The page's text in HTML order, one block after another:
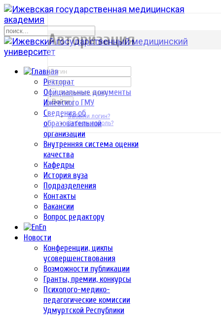
Ректорат
Официальные документы
Ижевского ГМУ
Сведения об
образовательной
организации
Внутренняя система оценки
качества
Кафедры
История вуза
Подразделения
Контакты
Вакансии
Вопрос редактору
En
Новости
Конференции, циклы
усовершенствования
Возможности публикации
Гранты, премии, конкурсы
Психолого-медико-
педагогические комиссии
Удмуртской Республики
р
Авторизация
Запомнить меня
Войти
Забыли логин?
Забыли пароль?